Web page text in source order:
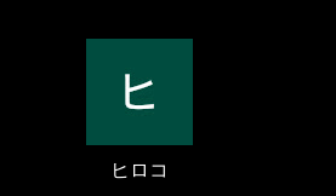
ヒロコ